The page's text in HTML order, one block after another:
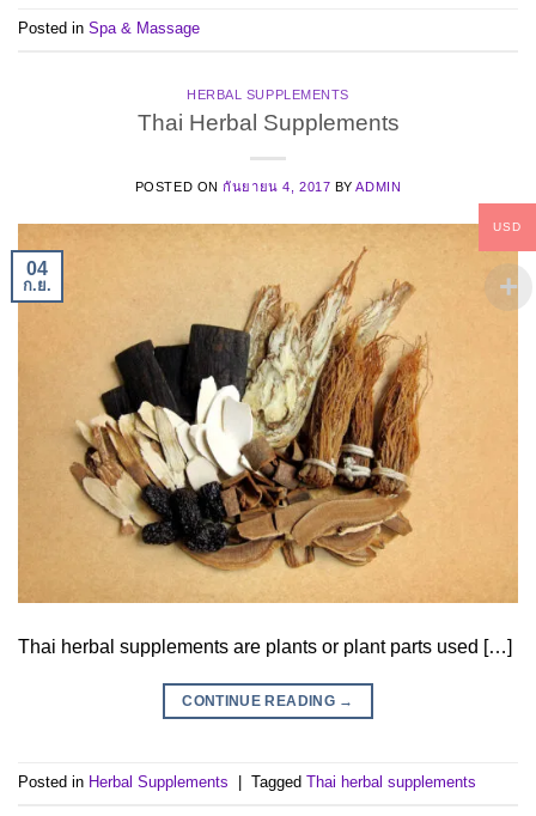
Posted in Spa & Massage
HERBAL SUPPLEMENTS
Thai Herbal Supplements
POSTED ON กันยายน 4, 2017 BYADMIN
04
ก.ย.
Thai herbal supplements are plants or plant parts used […]
CONTINUE READING →
Posted in Herbal Supplements Tagged Thai herbal supplements
USD